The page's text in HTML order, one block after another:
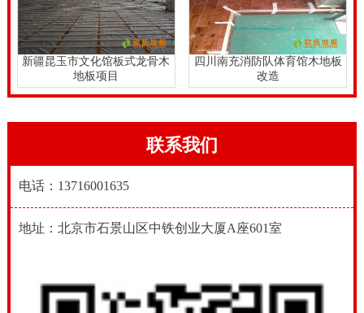
新疆昆玉市文化馆板式龙骨木
地板项目
四川南充消防队体育馆木地板
改造
联系我们
电话：13716001635
地址：北京市石景山区中铁创业大厦A座601室